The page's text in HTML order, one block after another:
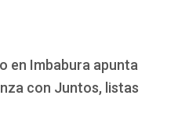
en Imbabura apunta
con Juntos, listas